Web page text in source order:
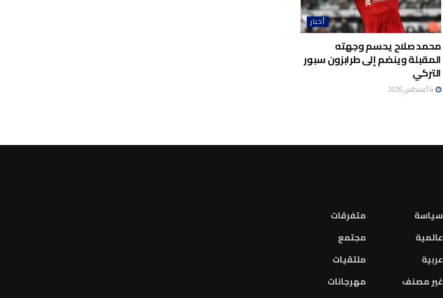
أخبار
محمد صلاح يحسم وجهته
المقبلة وينضم إلى طرابزون سبور
التركي
سياسة
عالمية
عربية
غير مصنف
متفرقات
مجتمع
ملتقيات
مهرجانات